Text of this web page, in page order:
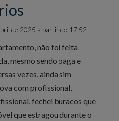
de 2025 a partir do 17:52
não foi feita
mesmo sendo paga e
vezes, ainda sim
com profissional,
fechei buracos que
que estragou durante o